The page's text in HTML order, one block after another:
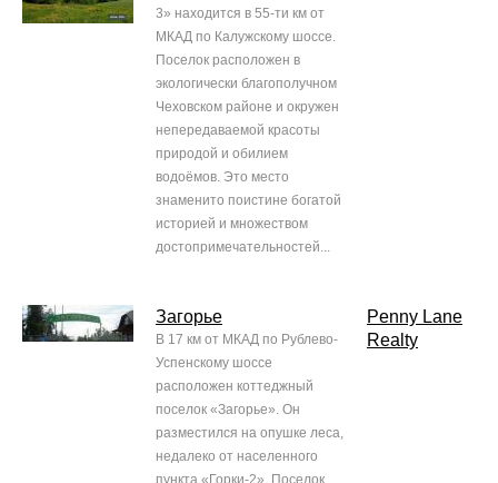
3» находится в 55-ти км от
МКАД по Калужскому шоссе.
Поселок расположен в
экологически благополучном
Чеховском районе и окружен
непередаваемой красоты
природой и обилием
водоёмов. Это место
знаменито поистине богатой
историей и множеством
достопримечательностей...
Загорье
В 17 км от МКАД по Рублево-
Успенскому шоссе
расположен коттеджный
поселок «Загорье». Он
разместился на опушке леса,
недалеко от населенного
пункта «Горки-2». Поселок
Penny Lane
Realty